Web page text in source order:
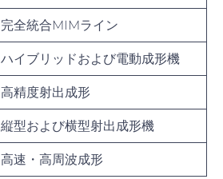
完全統合MIMライン
ハイブリッドおよび電動成形機
高精度射出成形
縦型および横型射出成形機
高速・高周波成形